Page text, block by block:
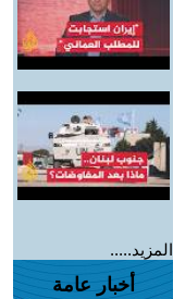
المزيد.....
أخبار عامة